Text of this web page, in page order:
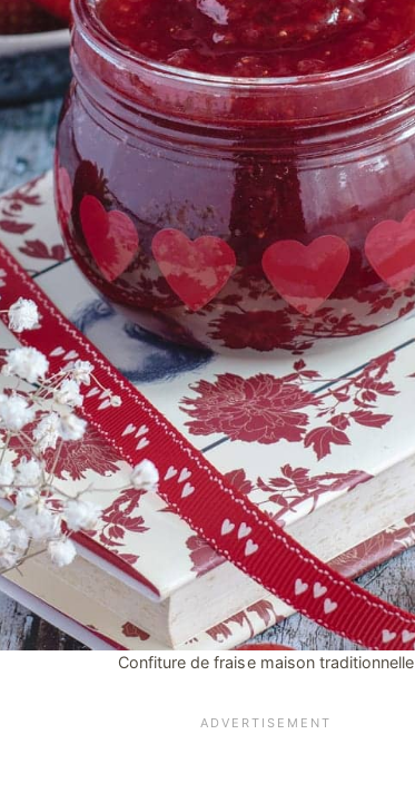
Confiture de fraise maison traditionnelle